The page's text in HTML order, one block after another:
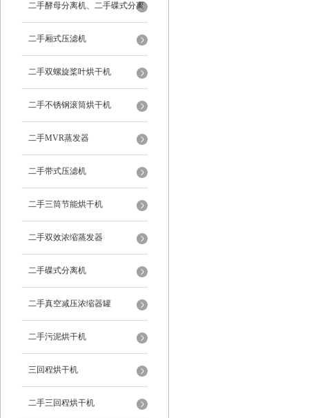
二手酵母分离机、二手碟式分离
机
二手厢式压滤机
二手双螺旋桨叶烘干机
二手不锈钢滚筒烘干机
二手MVR蒸发器
二手带式压滤机
二手三筒节能烘干机
二手双效浓缩蒸发器
二手碟式分离机
二手真空减压浓缩器罐
二手污泥烘干机
三回程烘干机
二手三回程烘干机